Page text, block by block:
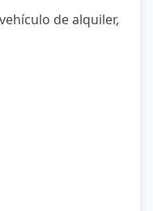
de alquiler,